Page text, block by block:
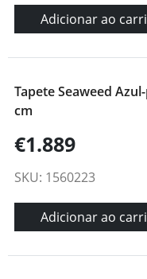
Adicionar ao
Tapete Seaweed
cm
€1.889
SKU: 1560223
Adicionar ao